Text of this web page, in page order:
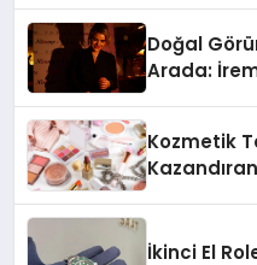
Doğal
Arada:
Kozmetik
İkinci El